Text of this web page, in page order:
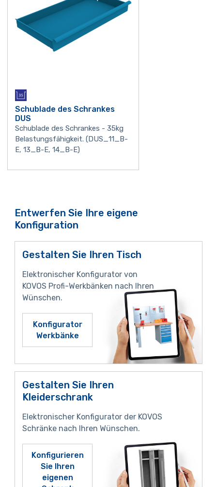
Schublade des Schrankes
DUS
Schublade des Schrankes - 35kg
Belastungsfähigkeit. (DUS_11_B-
E, 13_B-E, 14_B-E)
Entwerfen Sie Ihre eigene
Konfiguration
Gestalten Sie Ihren Tisch
Elektronischer Konfigurator von
KOVOS Profi-Werkbänken nach Ihren
Wünschen.
Konfigurator
Werkbänke
Gestalten Sie Ihren
Kleiderschrank
Elektronischer Konfigurator der KOVOS
Schränke nach Ihren Wünschen.
Konfigurieren
Sie Ihren
eigenen